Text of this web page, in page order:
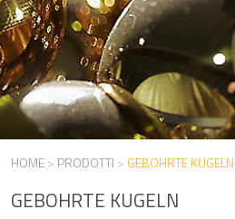
HOME> PRODOTTI > GEBOHRTE KUGELN
GEBOHRTE KUGELN